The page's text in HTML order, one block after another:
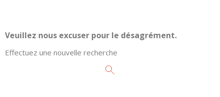
Veuillez nous excuser pour le désagrément.
Effectuez une nouvelle recherche